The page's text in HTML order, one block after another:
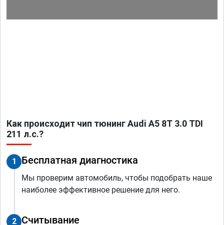
Как происходит чип тюнинг Audi A5 8T 3.0 TDI
211 л.с.?
1 Бесплатная диагностика
Мы проверим автомобиль, чтобы подобрать наше
наиболее эффективное решение для него.
2 Считывание